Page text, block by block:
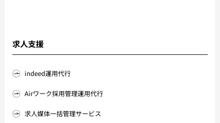
求人支援
indeed運用代行
Airワーク採用管理運用代行
求人媒体一括管理サービス